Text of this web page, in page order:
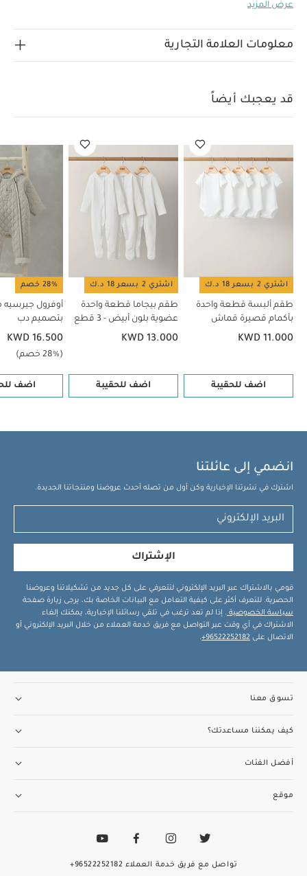
المفضل لإكمال أناقة طفلك، فهو يتميز بتصميم كلاسيكي فاخر
بالكامل وسحّاب للإغلاق لسهولة الارتداء والتغيير وغطاء رأس
إغلاق بسحّاب لسهولة الارتداء
تصميم مبطن بالكامل للشعور بالراحة والدفء
تعليمات العناية/الإرشادات:
غسل على درجة حرارة 40 درجة مئوية
ممنوع استخدام
المبيضات
تجفيف على درجة حرارة منخفضة
كيّ على درجة
حرارة منخفضة
ممنوع التنظيف الجاف
تغسل الألوان
الداكنة على حدة
الغسيل والكي على الجانب الآخر
قد يعجبك
طقم ألبسة قطعة واحدة بأكمام قصيرة قماش عضوي بلون أبيض
طقم بيجاما قطعة واحدة عضوية بلون أبيض - 3 قطع
أوفرول
طقم فيست ناعم ولباس الكل في واحد - بيج
عرض المزيد
معلومات العلامة التجارية
قد يعجبك أيضاً
اشتري 2 بسعر 18 د.ك
طقم ألبسة قطعة واحدة
بأكمام قصيرة قماش
عضوي بلون أبيض - 5 قطع
KWD 11.000
اضف للحقيبة
اشتري 2 بسعر 18 د.ك
طقم بيجاما قطعة واحدة
عضوية بلون أبيض - 3 قطع
KWD 13.000
اضف للحقيبة
28% خصم
أوفرول
بتصميم دب
KWD 16.500
(28% خصم)
اضف
انضمي إلى عائلتنا
اشترك في نشرتنا الإخبارية وكن أول من تصله أحدث عروضنا ومنتجاتنا الجديدة.
الإشتراك
قومي بالاشتراك عبر البريد الإلكتروني لتتعرفي على كل جديد من تشكيلاتنا وعروضنا
الحصرية. للتعرف أكثر على كيفية التعامل مع البيانات الخاصة بك، يرجى زيارة صفحة
سياسة الخصوصية . إذا لم تعد ترغب في تلقي رسائلنا الإخبارية، يمكنك إلغاء
الاشتراك في أي وقت عبر التواصل مع فريق خدمة العملاء من خلال البريد الإلكتروني أو
الاتصال على 96522252182+
.
تسوق معنا
كيف يمكننا مساعدتك؟
أفضل الفئات
موقع
تواصل مع فريق خدمة العملاء 96522252182+